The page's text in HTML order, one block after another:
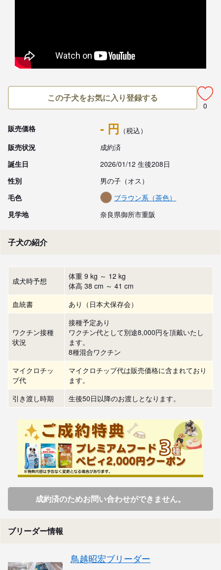
この子犬をお気に入り登録する
0
販売価格 - 円 （税込）
販売状況
成約済
誕生日
2026/01/12 生後208日
性別
男の子（オス）
毛色
ブラウン系（茶色）
見学地
奈良県御所市重阪
子犬の紹介
成犬時予想
体重 9 kg ～ 12 kg
体高 38 cm ～ 41 cm
血統書
あり（日本犬保存会）
ワクチン接種
状況
接種予定あり
ワクチン代として別途8,000円を頂戴いたし
ます。
8種混合ワクチン
マイクロチッ
プ代
マイクロチップ代は販売価格に含まれており
ます。
引き渡し時期
生後50日以降のお渡しとなります。
成約済のためお問い合わせができません。
ブリーダー情報
鳥越昭宏ブリーダー